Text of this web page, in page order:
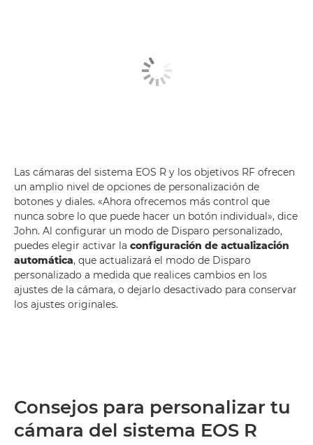
Las cámaras del sistema EOS R y los objetivos RF ofrecen
un amplio nivel de opciones de personalización de
botones y diales. «Ahora ofrecemos más control que
nunca sobre lo que puede hacer un botón individual», dice
John. Al configurar un modo de Disparo personalizado,
puedes elegir activar la configuración de actualización
automática, que actualizará el modo de Disparo
personalizado a medida que realices cambios en los
ajustes de la cámara, o dejarlo desactivado para conservar
los ajustes originales.
Consejos para personalizar tu
cámara del sistema EOS R